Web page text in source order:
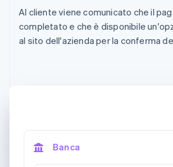
Al cliente viene comunicato che il
completato e che è disponibile
al sito dell'azienda per la conferma
Banca